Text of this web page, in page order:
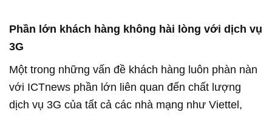
Phần lớn khách hàng không hài lòng với dịch vụ
3G
Một trong những vấn đề khách hàng luôn phàn nàn
với ICTnews phần lớn liên quan đến chất lượng
dịch vụ 3G của tất cả các nhà mạng như Viettel,